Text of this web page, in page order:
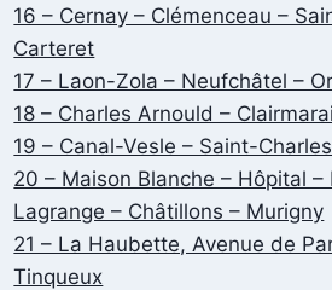
16 – Cernay – Clémenceau –
Carteret
17 – Laon-Zola – Neufchâtel –
18 – Charles Arnould –
19 – Canal-Vesle – Saint-
20 – Maison Blanche – Hôpital
Lagrange – Châtillons – Murigny
21 – La Haubette, Avenue de
Tinqueux